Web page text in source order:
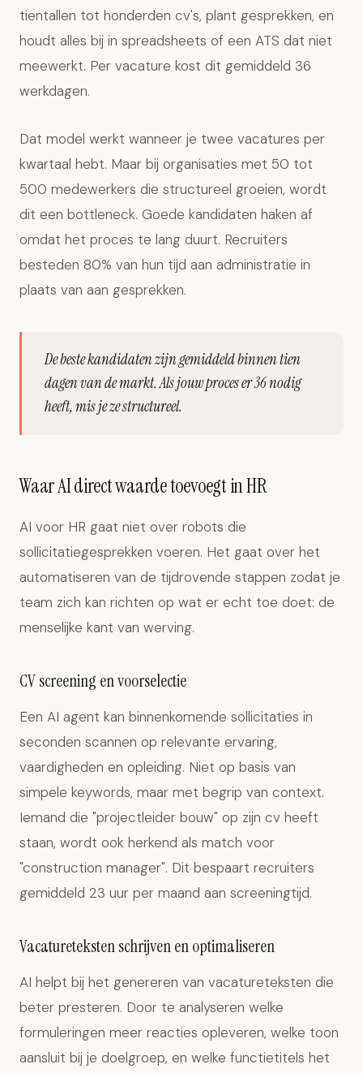
tientallen tot honderden cv's, plant gesprekken, en
houdt alles bij in spreadsheets of een ATS dat niet
meewerkt. Per vacature kost dit gemiddeld 36
werkdagen.
Dat model werkt wanneer je twee vacatures per
kwartaal hebt. Maar bij organisaties met 50 tot
500 medewerkers die structureel groeien, wordt
dit een bottleneck. Goede kandidaten haken af
omdat het proces te lang duurt. Recruiters
besteden 80% van hun tijd aan administratie in
plaats van aan gesprekken.
De beste kandidaten zijn gemiddeld binnen tien
dagen van de markt. Als jouw proces er 36 nodig
heeft, mis je ze structureel.
Waar AI direct waarde toevoegt in HR
AI voor HR gaat niet over robots die
sollicitatiegesprekken voeren. Het gaat over het
automatiseren van de tijdrovende stappen zodat je
team zich kan richten op wat er echt toe doet: de
menselijke kant van werving.
CV screening en voorselectie
Een AI agent kan binnenkomende sollicitaties in
seconden scannen op relevante ervaring,
vaardigheden en opleiding. Niet op basis van
simpele keywords, maar met begrip van context.
Iemand die "projectleider bouw" op zijn cv heeft
staan, wordt ook herkend als match voor
"construction manager". Dit bespaart recruiters
gemiddeld 23 uur per maand aan screeningtijd.
Vacatureteksten schrijven en optimaliseren
AI helpt bij het genereren van vacatureteksten die
beter presteren. Door te analyseren welke
formuleringen meer reacties opleveren, welke toon
aansluit bij je doelgroep, en welke functietitels het